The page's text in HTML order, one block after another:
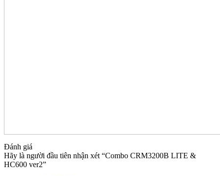
Đánh giá
Hãy là người đầu tiên nhận xét “Combo CRM3200B LITE &
HC600 ver2”